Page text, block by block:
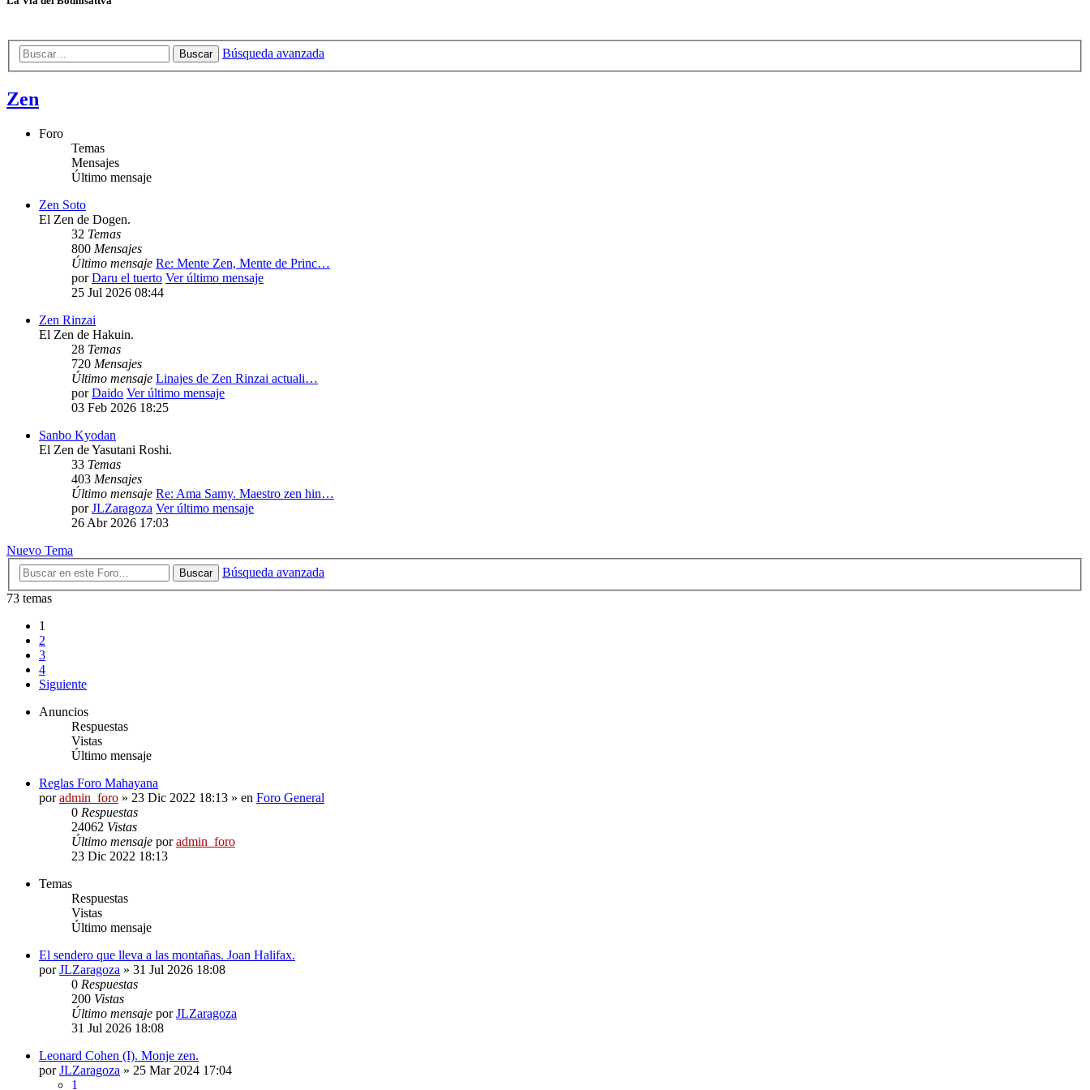
Buscar Búsqueda avanzada
Zen
Foro
Temas
Mensajes
Último mensaje
Zen Soto
El Zen de Dogen.
32 Temas
800 Mensajes
Último mensaje Re: Mente Zen, Mente de Princ…
porDaru el tuerto Ver último mensaje
25 Jul 2026 08:44
Zen Rinzai
El Zen de Hakuin.
28 Temas
720 Mensajes
Último mensaje Linajes de Zen Rinzai actuali…
porDaido Ver último mensaje
03 Feb 2026 18:25
Sanbo Kyodan
El Zen de Yasutani Roshi.
33 Temas
403 Mensajes
Último mensaje Re: Ama Samy. Maestro zen hin…
porJLZaragoza Ver último mensaje
26 Abr 2026 17:03
Nuevo Tema
Buscar
Búsqueda avanzada
73 temas
1
2
3
4
Siguiente
Anuncios
Respuestas
Vistas
Último mensaje
Reglas Foro Mahayana
poradmin_foro » 23 Dic 2022 18:13 » en Foro General
0 Respuestas
24062 Vistas
Último mensaje poradmin_foro
23 Dic 2022 18:13
Temas
Respuestas
Vistas
Último mensaje
El sendero que lleva a las montañas. Joan Halifax.
porJLZaragoza » 31 Jul 2026 18:08
0 Respuestas
200 Vistas
Último mensaje porJLZaragoza
31 Jul 2026 18:08
Leonard Cohen (I). Monje zen.
porJLZaragoza » 25 Mar 2024 17:04
1